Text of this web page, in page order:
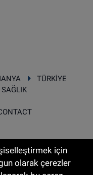
TÜRKİYE
SAĞLIK
Her hakkı saklıdır.
için
olarak çerezler